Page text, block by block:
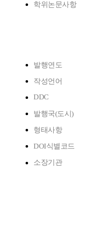
학위논문사항
발행연도
작성언어
DDC
발행국(도시)
형태사항
DOI식별코드
소장기관